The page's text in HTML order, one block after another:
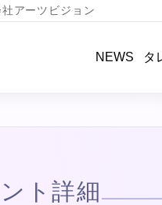
アーツビジョン
NEWS タ
ト詳細